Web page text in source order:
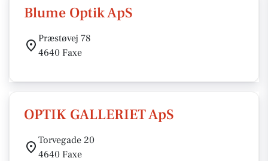
Blume Optik ApS
Præstøvej 78
4640 Faxe
OPTIK GALLERIET ApS
Torvegade 20
4640 Faxe